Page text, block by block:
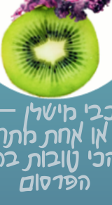
מישלן
או אחת
טובות
הפרסום